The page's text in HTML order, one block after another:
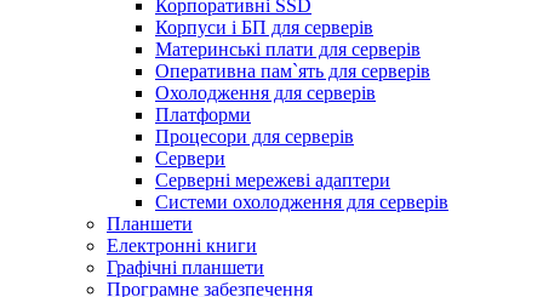
Корпоративні SSD
Корпуси і БП для серверів
Материнські плати для серверів
Оперативна пам`ять для серверів
Охолодження для серверів
Платформи
Процесори для серверів
Сервери
Серверні мережеві адаптери
Системи охолодження для серверів
Планшети
Електронні книги
Графічні планшети
Програмне забезпечення